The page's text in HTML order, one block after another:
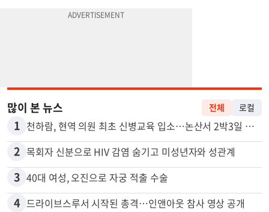
많이 본 뉴스 전체 로컬
1 천하람, 현역 의원 최초 신병교육 입소…논산서 2박3일 생활
2 목회자 신분으로 HIV 감염 숨기고 미성년자와 성관계
3 40대 여성, 오진으로 자궁 적출 수술
4 드라이브스루서 시작된 총격…인앤아웃 참사 영상 공개